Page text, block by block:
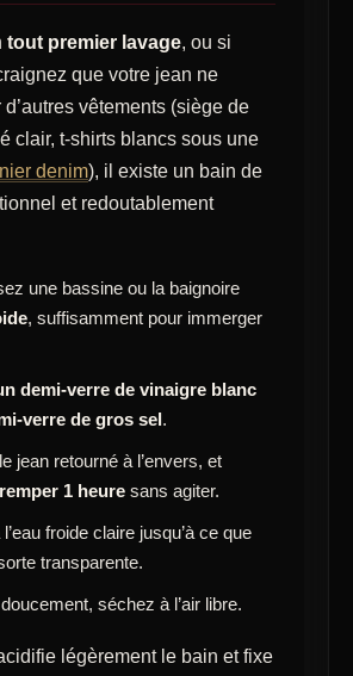
tout premier lavage, ou si
que votre jean ne
vêtements (siège de
clair, t-shirts blancs sous une
denim), il existe un bain de
et redoutablement
une bassine ou la baignoire
, suffisamment pour immerger
demi-verre de vinaigre blanc
verre de gros sel.
jean retourné à l’envers, et
1 heure sans agiter.
froide claire jusqu’à ce que
transparente.
séchez à l’air libre.
légèrement le bain et fixe